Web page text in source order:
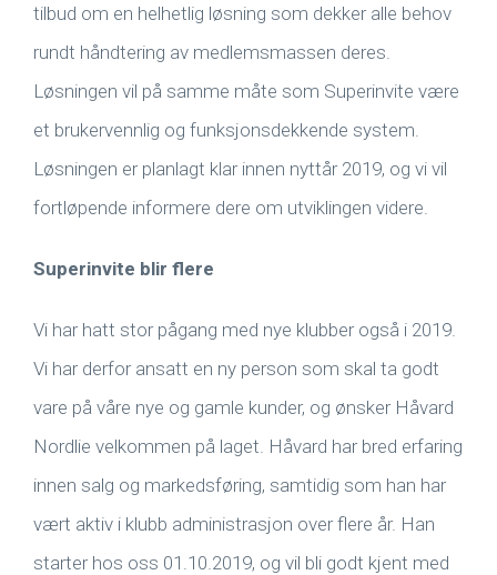
tilbud om en helhetlig løsning som dekker alle behov
rundt håndtering av medlemsmassen deres.
Løsningen vil på samme måte som Superinvite være
et brukervennlig og funksjonsdekkende system.
Løsningen er planlagt klar innen nyttår 2019, og vi vil
fortløpende informere dere om utviklingen videre.
Superinvite blir flere
Vi har hatt stor pågang med nye klubber også i 2019.
Vi har derfor ansatt en ny person som skal ta godt
vare på våre nye og gamle kunder, og ønsker Håvard
Nordlie velkommen på laget. Håvard har bred erfaring
innen salg og markedsføring, samtidig som han har
vært aktiv i klubb administrasjon over flere år. Han
starter hos oss 01.10.2019, og vil bli godt kjent med